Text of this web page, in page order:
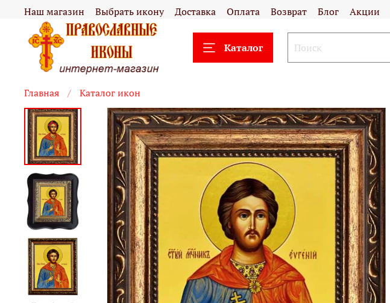
Наш магазин Выбрать икону Доставка Оплата Возврат Блог Акции
Каталог
Главная Каталог икон